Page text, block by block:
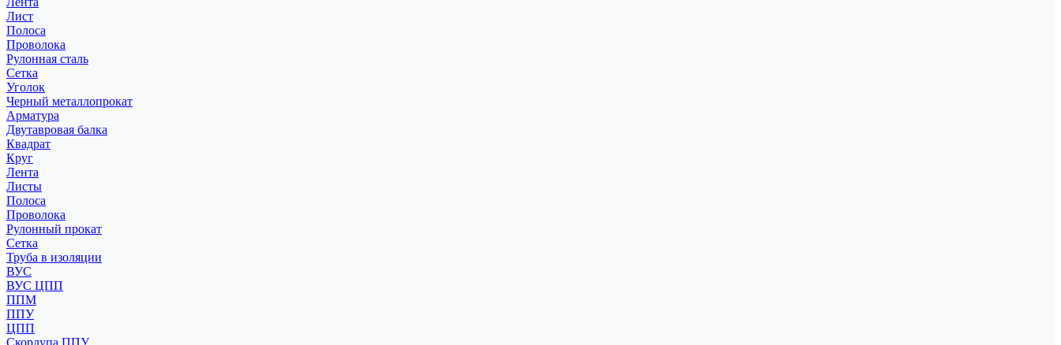
Лист
Полоса
Проволока
Рулонная сталь
Сетка
Уголок
Черный металлопрокат
Арматура
Двутавровая балка
Квадрат
Круг
Лента
Листы
Полоса
Проволока
Рулонный прокат
Сетка
Труба в изоляции
ВУС
ВУС ЦПП
ППМ
ППУ
ЦПП
Скорлупа ППУ